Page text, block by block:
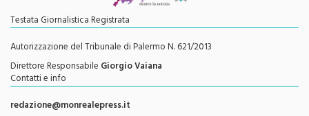
Testata Giornalistica Registrata
Autorizzazione del Tribunale di Palermo N. 621/2013
Direttore Responsabile Giorgio Vaiana
Contatti e info
redazione@monrealepress.it